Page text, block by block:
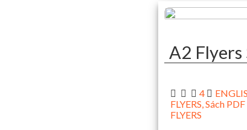
A2 Flyers
4
FLYERS,Sách
FLYERS